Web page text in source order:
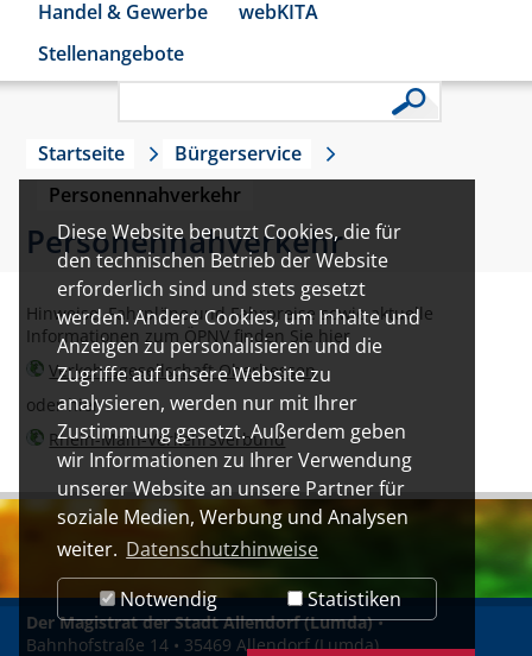
Diese Website benutzt Cookies, die für
den technischen Betrieb der Website
erforderlich sind und stets gesetzt
werden. Andere Cookies, um Inhalte und
Anzeigen zu personalisieren und die
Zugriffe auf unsere Website zu
analysieren, werden nur mit Ihrer
Zustimmung gesetzt. Außerdem geben
wir Informationen zu Ihrer Verwendung
unserer Website an unsere Partner für
soziale Medien, Werbung und Analysen
weiter. Datenschutzhinweise
Notwendig
Statistiken
Handel & Gewerbe
webKITA
Stellenangebote
Startseite
Bürgerservice
Personennahverkehr
Personennahverkehr
Hinweise, Fahrpläne und Fahrpreise sowie aktuelle
Informationen zum ÖPNV finden Sie hier
Verkehrsgesellschaft Oberhessen
oder hier
Rhein-Main-Verkehrsverbund
Der Magistrat der Stadt Allendorf (Lumda)•
Bahnhofstraße 14 • 35469 Allendorf (Lumda)